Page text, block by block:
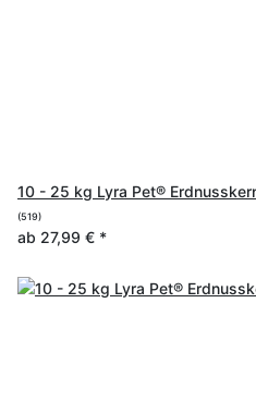
10 - 25 kg Lyra Pet®
(519)
ab 27,99 € *